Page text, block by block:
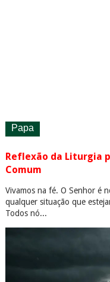
Papa
Reflexão da Liturgia
Comum
Vivamos na fé. O Senhor é
qualquer situação que
Todos nó...